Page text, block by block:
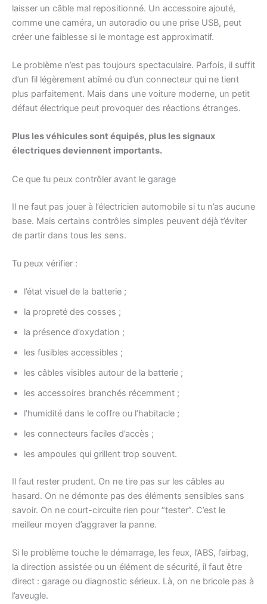
laisser un câble mal repositionné. Un accessoire ajouté,
comme une caméra, un autoradio ou une prise USB, peut
créer une faiblesse si le montage est approximatif.
Le problème n’est pas toujours spectaculaire. Parfois, il suffit
d’un fil légèrement abîmé ou d’un connecteur qui ne tient
plus parfaitement. Mais dans une voiture moderne, un petit
défaut électrique peut provoquer des réactions étranges.
Plus les véhicules sont équipés, plus les signaux
électriques deviennent importants.
Ce que tu peux contrôler avant le garage
Il ne faut pas jouer à l’électricien automobile si tu n’as aucune
base. Mais certains contrôles simples peuvent déjà t’éviter
de partir dans tous les sens.
Tu peux vérifier :
l’état visuel de la batterie ;
la propreté des cosses ;
la présence d’oxydation ;
les fusibles accessibles ;
les câbles visibles autour de la batterie ;
les accessoires branchés récemment ;
l’humidité dans le coffre ou l’habitacle ;
les connecteurs faciles d’accès ;
les ampoules qui grillent trop souvent.
Il faut rester prudent. On ne tire pas sur les câbles au
hasard. On ne démonte pas des éléments sensibles sans
savoir. On ne court-circuite rien pour “tester”. C’est le
meilleur moyen d’aggraver la panne.
Si le problème touche le démarrage, les feux, l’ABS, l’airbag,
la direction assistée ou un élément de sécurité, il faut être
direct : garage ou diagnostic sérieux. Là, on ne bricole pas à
l’aveugle.